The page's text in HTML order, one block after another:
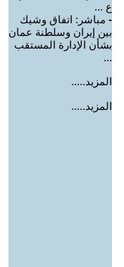
ع ...
- مباشر: اتفاق وشيك
بين إيران وسلطنة عمان
بشأن الإدارة المستقب
...
المزيد.....
المزيد.....